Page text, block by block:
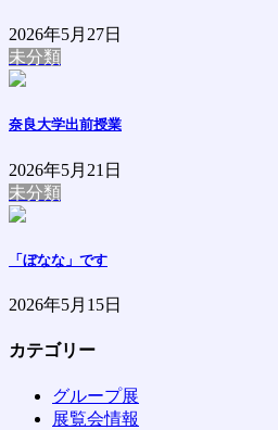
2026年5月27日
未分類
奈良大学出前授業
2026年5月21日
未分類
「ぼなな」です
2026年5月15日
カテゴリー
グループ展
展覧会情報